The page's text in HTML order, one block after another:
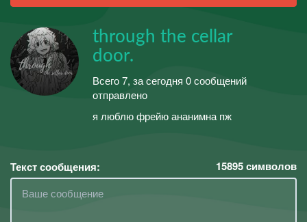
through the cellar
door.
Всего 7, за сегодня 0 сообщений
отправлено
я люблю фрейю ананимна пж
Текст сообщения: 15895символов